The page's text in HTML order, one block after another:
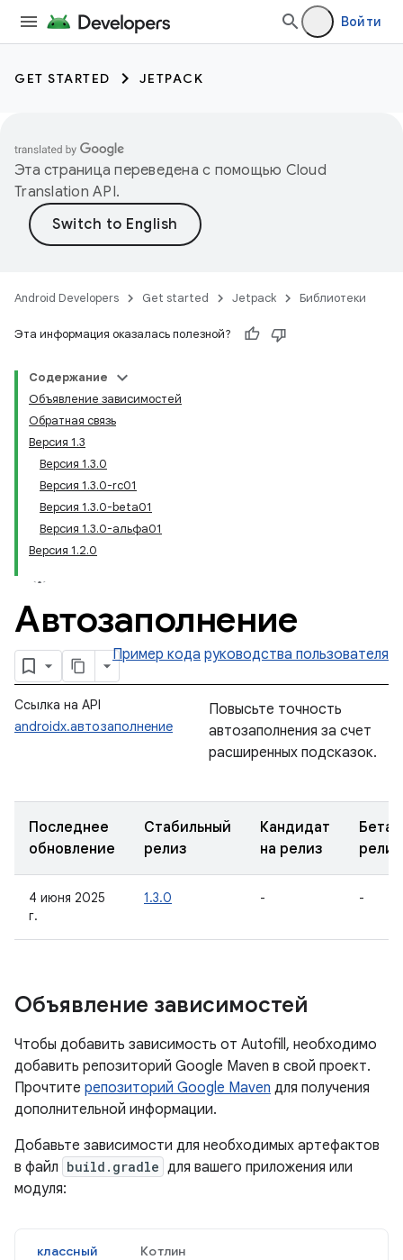
Войти
GET STARTED JETPACK
Эта страница переведена с помощью Cloud
Translation API.
Android Developers Get started Jetpack Библиотеки
Эта информация оказалась полезной?
Содержание
Объявление зависимостей
Обратная связь
Версия 1.3
Версия 1.3.0
Версия 1.3.0-rc01
Версия 1.3.0-beta01
Версия 1.3.0-альфа01
Версия 1.2.0
Автозаполнение
Пример кода руководства пользователя
Ссылка на API
androidx.автозаполнение
Повысьте точность
автозаполнения за счет
расширенных подсказок.
Последнее
обновление
Стабильный
релиз
Кандидат
на релиз
Бета-
релиз
4 июня 2025
г.
1.3.0 - -
Объявление зависимостей
Чтобы добавить зависимость от Autofill, необходимо
добавить репозиторий Google Maven в свой проект.
Прочтите репозиторий Google Maven для получения
дополнительной информации.
Добавьте зависимости для необходимых артефактов
в файл build.gradle для вашего приложения или
модуля:
классный Котлин